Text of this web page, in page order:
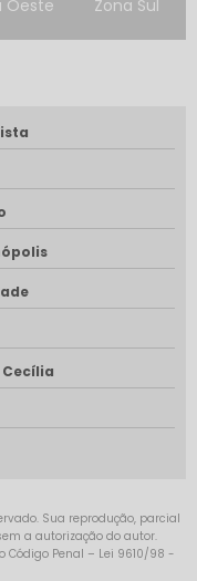
Oeste Zona Sul
Sua reprodução, parcial
a autorização do autor.
Código Penal – Lei 9610/98 -